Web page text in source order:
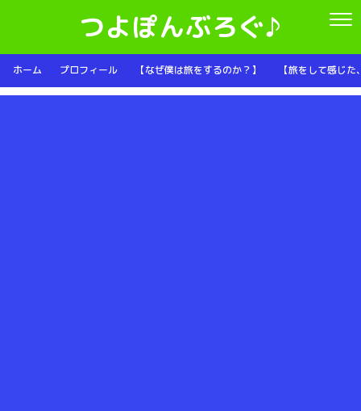
つよぽんぶろぐ♪
ホーム プロフィール 【なぜ僕は旅をするのか？】 【旅をして感じ